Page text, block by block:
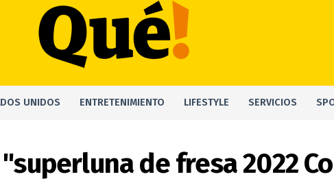
UNIDOS ENTRETENIMIENTO LIFESTYLE SERVICIOS
de fresa 2022